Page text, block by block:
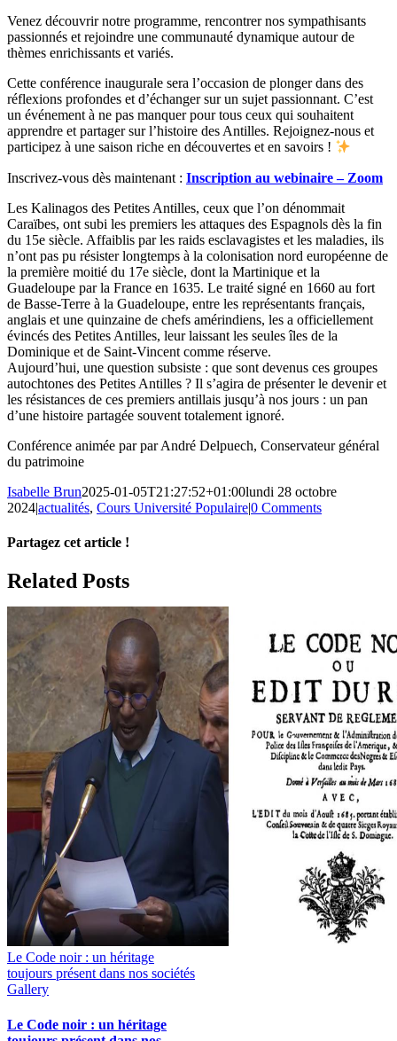
Venez découvrir notre programme, rencontrer nos sympathisants
passionnés et rejoindre une communauté dynamique autour de
thèmes enrichissants et variés.
Cette conférence inaugurale sera l’occasion de plonger dans des
réflexions profondes et d’échanger sur un sujet passionnant. C’est
un événement à ne pas manquer pour tous ceux qui souhaitent
apprendre et partager sur l’histoire des Antilles. Rejoignez-nous et
participez à une saison riche en découvertes et en savoirs !
Inscrivez-vous dès maintenant : Inscription au webinaire – Zoom
Les Kalinagos des Petites Antilles, ceux que l’on dénommait
Caraïbes, ont subi les premiers les attaques des Espagnols dès la fin
du 15e siècle. Affaiblis par les raids esclavagistes et les maladies, ils
n’ont pas pu résister longtemps à la colonisation nord européenne de
la première moitié du 17e siècle, dont la Martinique et la
Guadeloupe par la France en 1635. Le traité signé en 1660 au fort
de Basse-Terre à la Guadeloupe, entre les représentants français,
anglais et une quinzaine de chefs amérindiens, les a officiellement
évincés des Petites Antilles, leur laissant les seules îles de la
Dominique et de Saint-Vincent comme réserve.
Aujourd’hui, une question subsiste : que sont devenus ces groupes
autochtones des Petites Antilles ? Il s’agira de présenter le devenir et
les résistances de ces premiers antillais jusqu’à nos jours : un pan
d’une histoire partagée souvent totalement ignoré.
Conférence animée par par André Delpuech, Conservateur général
du patrimoine
Isabelle Brun2025-01-05T21:27:52+01:00lundi 28 octobre
2024|actualités, Cours Université Populaire|0 Comments
Partagez cet article !
Facebook
X
Reddit
LinkedIn
WhatsApp
Telegram
Tumblr
Pinterest
Vk
Xing
Email
Related Posts
Le Code noir : un héritage
toujours présent dans nos sociétés
Gallery
Le Code noir : un héritage